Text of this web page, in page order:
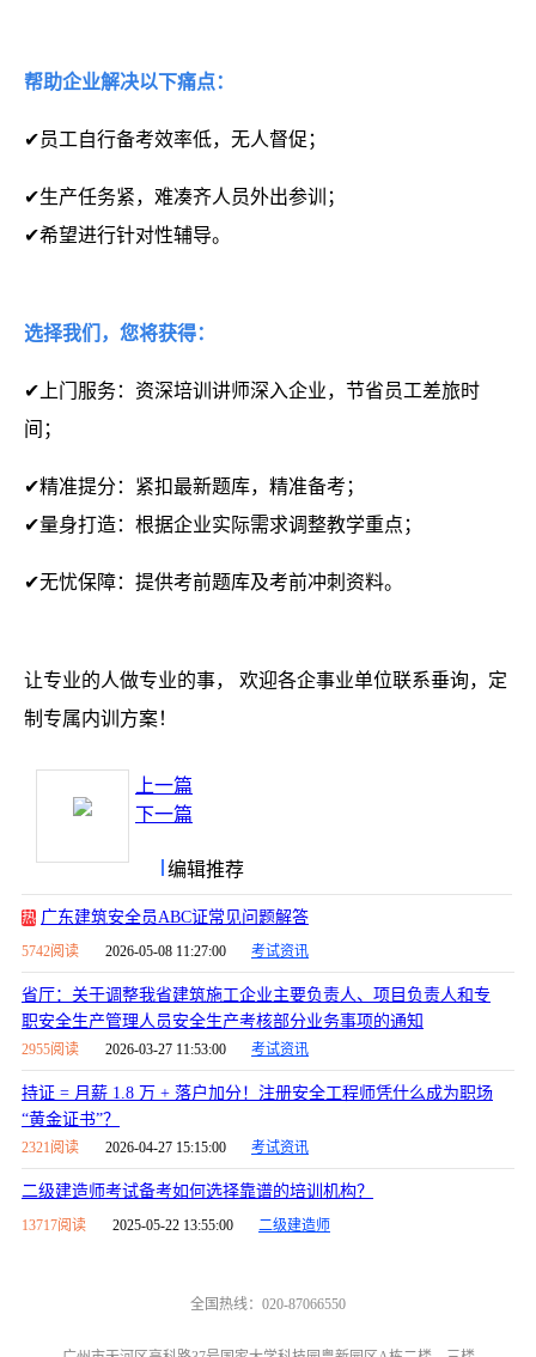
帮助企业解决以下痛点：
✔员工自行备考效率低，无人督促；
✔生产任务紧，难凑齐人员外出参训；
✔希望进行针对性辅导。
选择我们，您将获得：
✔上门服务：资深培训讲师深入企业，节省员工差旅时
间；
✔精准提分：紧扣最新题库，精准备考；
✔量身打造：根据企业实际需求调整教学重点；
✔无忧保障：提供考前题库及考前冲刺资料。
让专业的人做专业的事，
欢迎各企事业单位联系垂询，定
制专属内训方案！
上一篇
下一篇
编辑推荐
热 广东建筑安全员ABC证常见问题解答
5742阅读 2026-05-08 11:27:00 考试资讯
省厅：关于调整我省建筑施工企业主要负责人、项目负责人和专
职安全生产管理人员安全生产考核部分业务事项的通知
2955阅读 2026-03-27 11:53:00 考试资讯
持证 = 月薪 1.8 万 + 落户加分！注册安全工程师凭什么成为职场
“黄金证书”？
2321阅读 2026-04-27 15:15:00 考试资讯
二级建造师考试备考如何选择靠谱的培训机构？
13717阅读 2025-05-22 13:55:00 二级建造师
全国热线：020-87066550